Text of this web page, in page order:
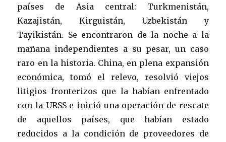
países de Asia central: Turkmenistán,
Kazajistán, Kirguistán, Uzbekistán y
Tayikistán. Se encontraron de la noche a la
mañana independientes a su pesar, un caso
raro en la historia. China, en plena expansión
económica, tomó el relevo, resolvió viejos
litigios fronterizos que la habían enfrentado
con la URSS e inició una operación de rescate
de aquellos países, que habían estado
reducidos a la condición de proveedores de